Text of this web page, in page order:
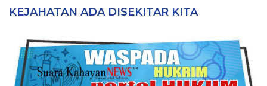
KEJAHATAN ADA DISEKITAR KITA